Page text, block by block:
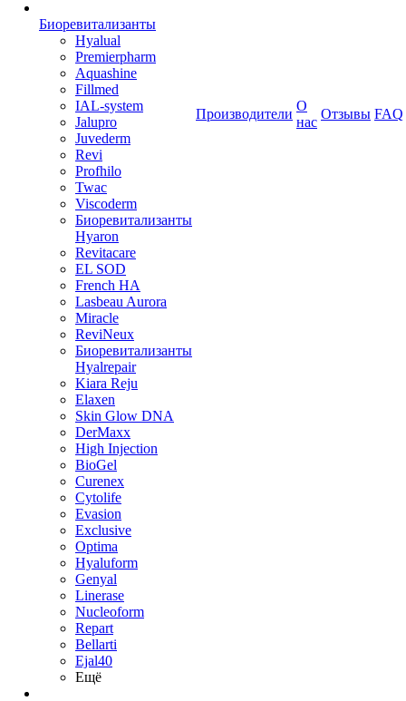
Биоревитализанты
Hyalual
Premierpharm
Aquashine
Fillmed
IAL-system
Jalupro
Juvederm
Revi
Profhilo
Twac
Viscoderm
Биоревитализанты
Hyaron
Revitacare
EL SOD
French HA
Lasbeau Aurora
Miracle
ReviNeux
Биоревитализанты
Hyalrepair
Kiara Reju
Elaxen
Skin Glow DNA
DerMaxx
High Injection
BioGel
Curenex
Cytolife
Evasion
Exclusive
Optima
Hyaluform
Genyal
Linerase
Nucleoform
Repart
Bellarti
Ejal40
Ещё
Производители
О
нас
Отзывы FAQ